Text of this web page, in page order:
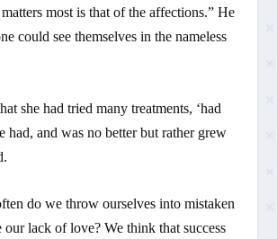
most is that of the affections.” He
could see themselves in the nameless
she had tried many treatments, ‘had
had, and was no better but rather grew
do we throw ourselves into mistaken
our lack of love? We think that success